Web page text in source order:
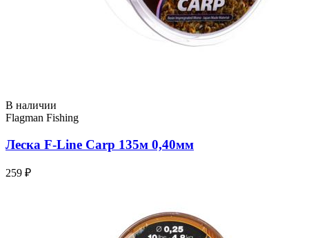
В наличии
Flagman Fishing
Леска F-Line Carp 135м 0,40мм
259 ₽